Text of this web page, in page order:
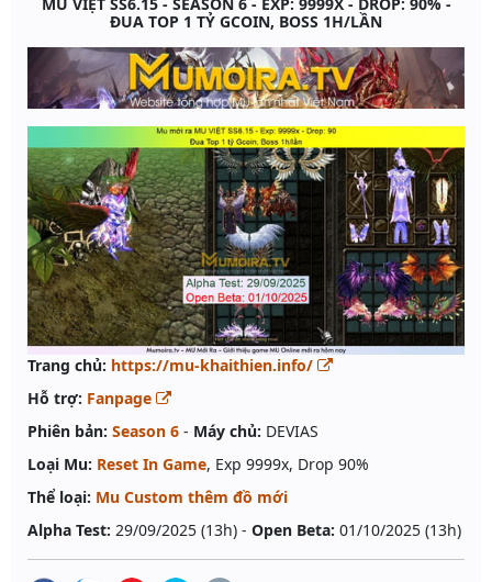
ĐUA TOP 1 TỶ GCOIN, BOSS 1H/LẦN
Trang chủ: https://mu-khaithien.info/
Hỗ trợ: Fanpage
Phiên bản: Season 6 - Máy chủ: DEVIAS
Loại Mu: Reset In Game, Exp 9999x, Drop 90%
Thể loại: Mu Custom thêm đồ mới
Alpha Test: 29/09/2025 (13h) - Open Beta: 01/10/2025 (13h)